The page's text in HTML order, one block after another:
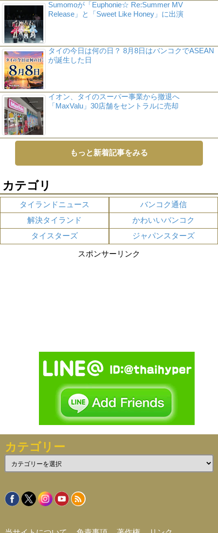
Sumomoが「Euphonie☆ Re:Summer MV
Release」と「Sweet Like Honey」に出演
タイの今日は何の日？ 8月8日はバンコクでASEAN
が誕生した日
イオン、タイのスーパー事業から撤退へ
「MaxValu」30店舗をセントラルに売却
もっと新着記事をみる
カテゴリ
タイランドニュース
バンコク通信
解決タイランド
かわいいバンコク
タイスターズ
ジャパンスターズ
スポンサーリンク
カテゴリー
テ
リ
ー